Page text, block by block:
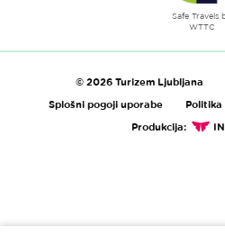
Safe Travels
WTTC
© 2026 Turizem Ljubljana
Splošni pogoji uporabe
Produkcija: